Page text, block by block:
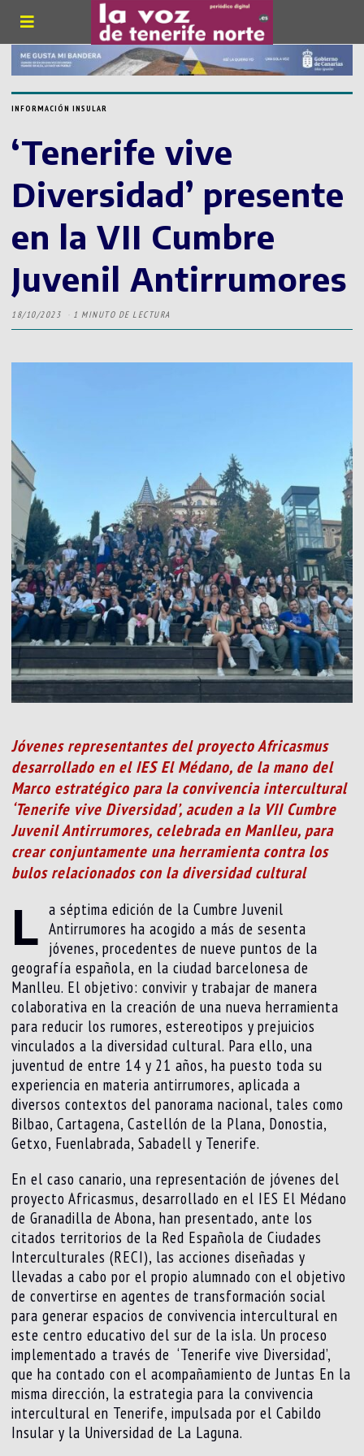
INFORMACIÓN INSULAR
‘Tenerife vive
Diversidad’ presente
en la VII Cumbre
Juvenil Antirrumores
18/10/2023 1 MINUTO DE LECTURA
Jóvenes representantes del proyecto Africasmus
desarrollado en el IES El Médano, de la mano del
Marco estratégico para la convivencia intercultural
‘Tenerife vive Diversidad’, acuden a la VII Cumbre
Juvenil Antirrumores, celebrada en Manlleu, para
crear conjuntamente una herramienta contra los
bulos relacionados con la diversidad cultural
L a séptima edición de la Cumbre Juvenil
Antirrumores ha acogido a más de sesenta
jóvenes, procedentes de nueve puntos de la
geografía española, en la ciudad barcelonesa de
Manlleu. El objetivo: convivir y trabajar de manera
colaborativa en la creación de una nueva herramienta
para reducir los rumores, estereotipos y prejuicios
vinculados a la diversidad cultural. Para ello, una
juventud de entre 14 y 21 años, ha puesto toda su
experiencia en materia antirrumores, aplicada a
diversos contextos del panorama nacional, tales como
Bilbao, Cartagena, Castellón de la Plana, Donostia,
Getxo, Fuenlabrada, Sabadell y Tenerife.
En el caso canario, una representación de jóvenes del
proyecto Africasmus, desarrollado en el IES El Médano
de Granadilla de Abona, han presentado, ante los
citados territorios de la Red Española de Ciudades
Interculturales (RECI), las acciones diseñadas y
llevadas a cabo por el propio alumnado con el objetivo
de convertirse en agentes de transformación social
para generar espacios de convivencia intercultural en
este centro educativo del sur de la isla. Un proceso
implementado a través de ‘Tenerife vive Diversidad’,
que ha contado con el acompañamiento de Juntas En la
misma dirección, la estrategia para la convivencia
intercultural en Tenerife, impulsada por el Cabildo
Insular y la Universidad de La Laguna.